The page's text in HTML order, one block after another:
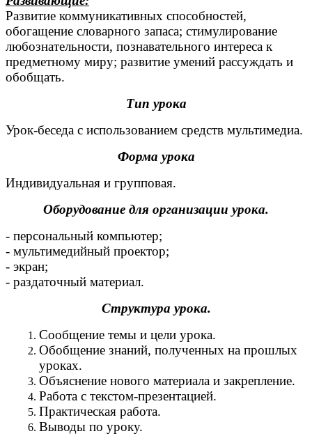
Развитие коммуникативных способностей,
обогащение словарного запаса; стимулирование
любознательности, познавательного интереса к
предметному миру; развитие умений рассуждать и
обобщать.
Тип урока
Урок-беседа с использованием средств мультимедиа.
Форма урока
Индивидуальная и групповая.
Оборудование для организации урока.
- персональный компьютер;
- мультимедийный проектор;
- экран;
- раздаточный материал.
Структура урока.
Сообщение темы и цели урока.
Обобщение знаний, полученных на прошлых
уроках.
Объяснение нового материала и закрепление.
Работа с текстом-презентацией.
Практическая работа.
Выводы по уроку.